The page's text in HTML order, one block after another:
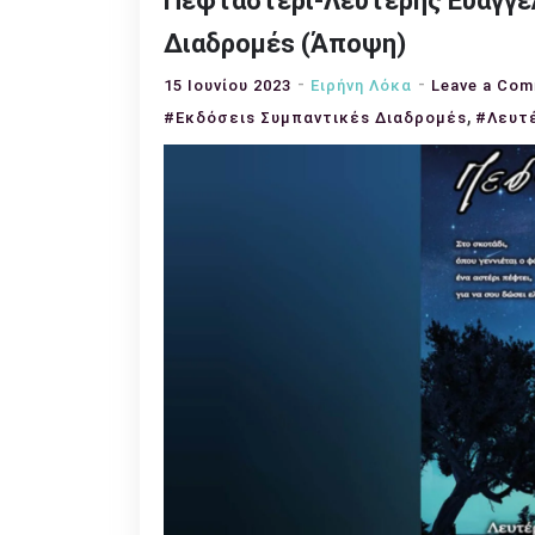
Διαδρομέs (Άποψη)
15 Ιουνίου 2023 Ειρήνη Λόκα Leave a
#Eκδόσειs Συμπαντικέs Διαδρομέs,